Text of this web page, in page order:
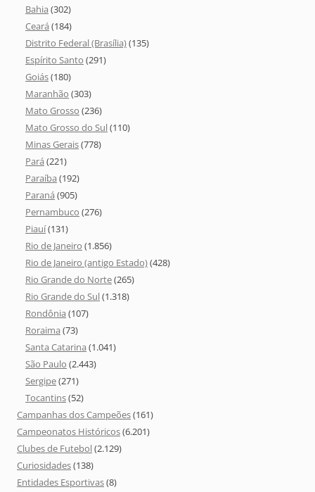
Bahia (302)
Ceará (184)
Distrito Federal (Brasília)(135)
Espírito Santo (291)
Goiás(180)
Maranhão (303)
Mato Grosso (236)
Mato Grosso do Sul(110)
Minas Gerais(778)
Pará (221)
Paraíba (192)
Paraná (905)
Pernambuco (276)
Piauí(131)
Rio de Janeiro (1.856)
Rio de Janeiro (antigo Estado)(428)
Rio Grande do Norte(265)
Rio Grande do Sul(1.318)
Rondônia (107)
Roraima (73)
Santa Catarina (1.041)
São Paulo (2.443)
Sergipe(271)
Tocantins(52)
Campanhas dos Campeões(161)
Campeonatos Históricos(6.201)
Clubes de Futebol(2.129)
Curiosidades(138)
Entidades Esportivas(8)